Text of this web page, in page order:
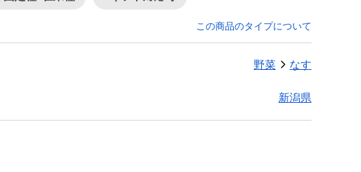
この商品のタイプについて
野菜 なす
新潟県